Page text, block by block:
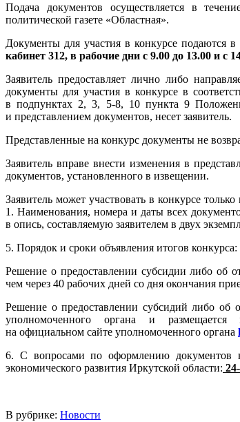
Подача документов осуществляется в
политической газете «Областная».
Документы для участия в конкурсе подаются
кабинет 312, в рабочие дни с 9.00 до 13.00 и с
Заявитель предоставляет лично либо
документы для участия в конкурсе в
в подпунктах 2, 3, 5-8, 10 пункта 9
и представлением документов, несет заявитель.
Представленные на конкурс документы не
Заявитель вправе внести изменения в
документов, установленного в извещении.
Заявитель может участвовать в конкурсе
1. Наименования, номера и даты всех
в опись, составляемую заявителем в двух
5. Порядок и сроки объявления итогов конкурса:
Решение о предоставлении субсидии либо об
чем через 40 рабочих дней со дня окончания
Решение о предоставлении субсидий либо об
уполномоченного органа и размещается
на официальном сайте уполномоченного органа
6. С вопросами по оформлению документов
экономического развития Иркутской области:
В рубрике: Новости